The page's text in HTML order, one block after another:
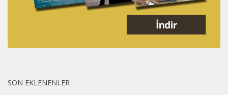
SON EKLENENLER